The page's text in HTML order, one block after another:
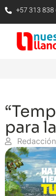
+57 313 838
para